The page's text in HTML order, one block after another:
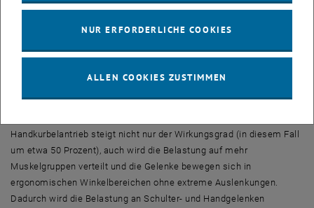
Außerdem kann der Antriebsmechanismus mit minimalem
Bordsteinkanten zu überwinden.
Weniger Verletzungen durch K.U.R.T.
Die Probefahrt am 15. Oktober bestätigte, was eine mit dem
Handkurbelantrieb steigt nicht nur der Wirkungsgrad (in diesem Fall
um etwa 50 Prozent), auch wird die Belastung auf mehr
Muskelgruppen verteilt und die Gelenke bewegen sich in
ergonomischen Winkelbereichen ohne extreme Auslenkungen.
Dadurch wird die Belastung an Schulter- und Handgelenken
NUR ERFORDERLICHE COOKIES
ALLEN COOKIES ZUSTIMMEN